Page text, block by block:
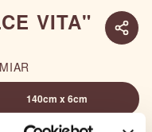
VITA"
140cm x 6cm